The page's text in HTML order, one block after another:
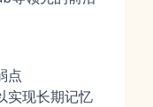
点
实现长期记忆